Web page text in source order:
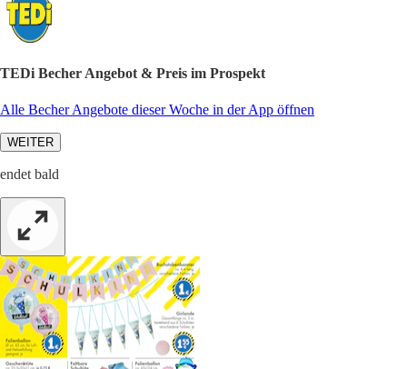
TEDi Becher Angebot & Preis im Prospekt
Alle Becher Angebote dieser Woche in der App öffnen
WEITER
endet bald